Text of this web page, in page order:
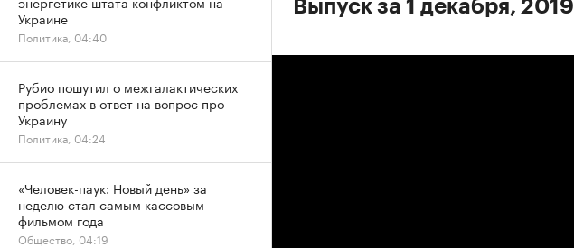
Выпуск за 1 декабря, 2019
Украине
Политика, 04:40
Рубио пошутил о межгалактических
проблемах в ответ на вопрос про
Украину
Политика, 04:24
«Человек-паук: Новый день» за
неделю стал самым кассовым
фильмом года
Общество, 04:19